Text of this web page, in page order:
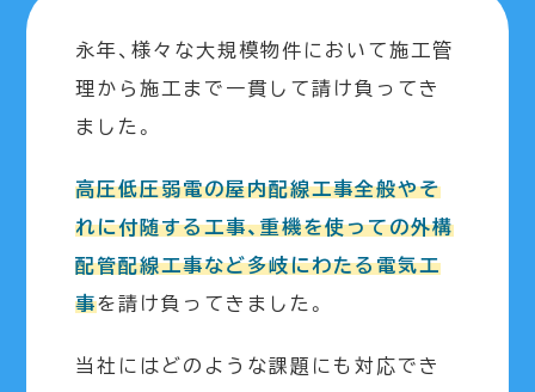
永年、様々な大規模物件において施工管
理から施工まで一貫して請け負ってき
ました。
高圧低圧弱電の屋内配線工事全般やそ
れに付随する工事、重機を使っての外構
配管配線工事など多岐にわたる電気工
事を請け負ってきました。
当社にはどのような課題にも対応でき